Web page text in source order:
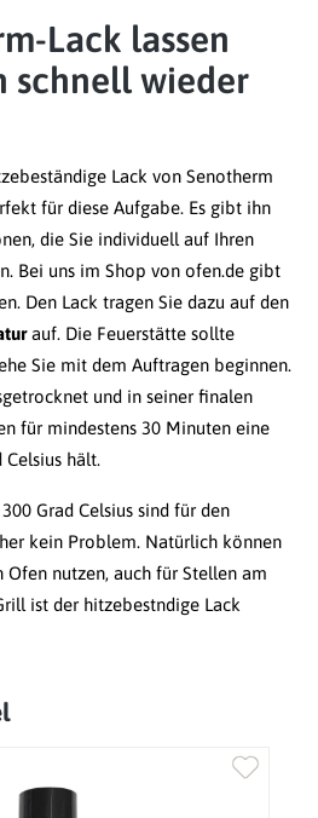
Lack lassen
schnell wieder
Lack von Senotherm
für diese Aufgabe. Es gibt ihn
die Sie individuell auf Ihren
Bei uns im Shop von ofen.de gibt
Den Lack tragen Sie dazu auf den
auf. Die Feuerstätte sollte
Sie mit dem Auftragen beginnen.
und in seiner finalen
für mindestens 30 Minuten eine
Celsius hält.
Grad Celsius sind für den
kein Problem. Natürlich können
Ofen nutzen, auch für Stellen am
ist der hitzebestndige Lack